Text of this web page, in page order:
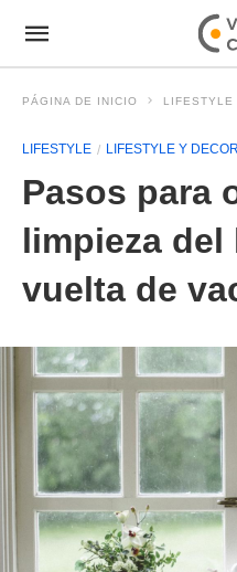
PÁGINA DE INICIO LIFESTYLE
LIFESTYLE LIFESTYLE Y
Pasos para
limpieza
vuelta de